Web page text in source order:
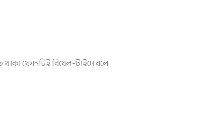
থাকা ফোনটিই রিয়েল-টাইমে বলে